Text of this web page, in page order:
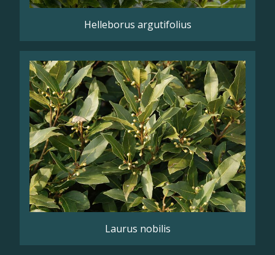
Helleborus argutifolius
Laurus nobilis